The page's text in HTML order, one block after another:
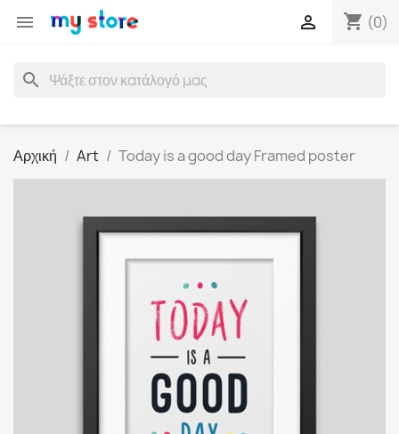
 shopping_cart (0)

search
Αρχική Art Today is a good day Framed poster